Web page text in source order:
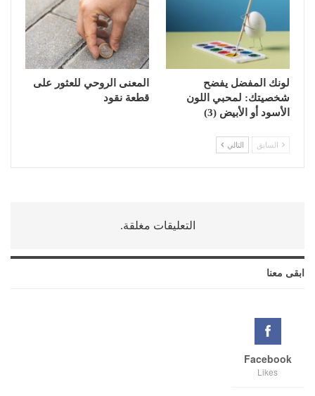
لونك المفضل يفضح
شخصيتك: لمحبي اللون
الأسود أو الأبيض (3)
المعنى الروحي للعثور على
قطعة نقود
السابق التالي
التعليقات مغلقة.
ابقى معنا
Facebook
Likes